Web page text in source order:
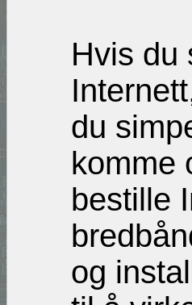
Hvis du
du
komme
bestille
og